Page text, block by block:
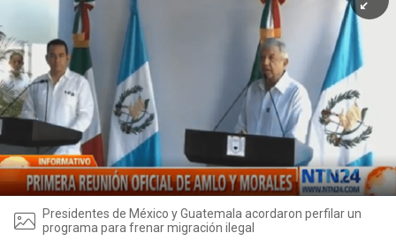
Presidentes de México y Guatemala acordaron perfilar un
programa para frenar migración ilegal